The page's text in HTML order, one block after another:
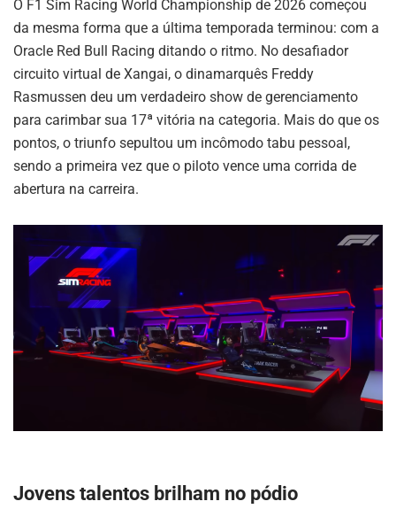
O F1 Sim Racing World Championship de 2026 começou
da mesma forma que a última temporada terminou: com a
Oracle Red Bull Racing ditando o ritmo. No desafiador
circuito virtual de Xangai, o dinamarquês Freddy
Rasmussen deu um verdadeiro show de gerenciamento
para carimbar sua 17ª vitória na categoria. Mais do que os
pontos, o triunfo sepultou um incômodo tabu pessoal,
sendo a primeira vez que o piloto vence uma corrida de
abertura na carreira.
Jovens talentos brilham no pódio